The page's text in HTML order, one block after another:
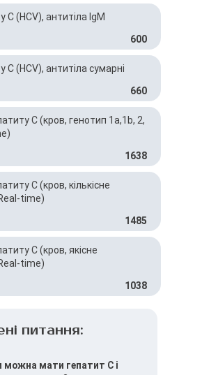
C (HCV), антитіла IgM
600
C (HCV), антитіла сумарні
660
C (кров, генотип 1a,1b, 2,
1638
C (кров, кількісне
time)
1485
C (кров, якісне
time)
1038
питання:
можна мати гепатит С і